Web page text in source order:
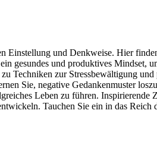
Einstellung und Denkweise. Hier
gesundes und produktives Mindset,
Techniken zur Stressbewältigung
Sie, negative Gedankenmuster
Leben zu führen. Inspirierende
Tauchen Sie ein in das Reich